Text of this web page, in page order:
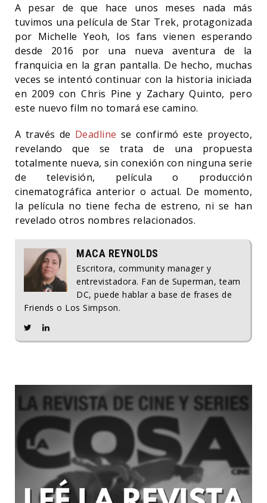
A pesar de que hace unos meses nada más
tuvimos una película de Star Trek, protagonizada
por Michelle Yeoh, los fans vienen esperando
desde 2016 por una nueva aventura de la
franquicia en la gran pantalla. De hecho, muchas
veces se intentó continuar con la historia iniciada
en 2009 con Chris Pine y Zachary Quinto, pero
este nuevo film no tomará ese camino.
A través de Deadline se confirmó este proyecto,
revelando que se trata de una propuesta
totalmente nueva, sin conexión con ninguna serie
de televisión, película o producción
cinematográfica anterior o actual. De momento,
la película no tiene fecha de estreno, ni se han
revelado otros nombres relacionados.
MACA REYNOLDS
Escritora, community manager y
entrevistadora. Fan de Superman, team
DC, puede hablar a base de frases de
Friends o Los Simpson.